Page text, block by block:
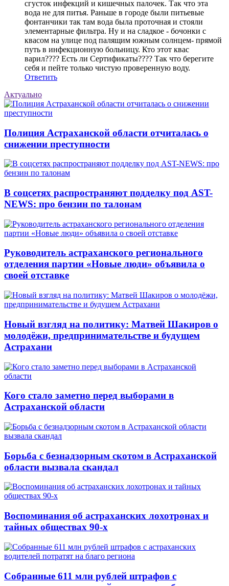
сгусток инфекций и кишечных палочек. Так что эта
вода не для питья. Раньше в городе были питьевые
фонтанчики так там вода была проточная и стояли
элементарные фильтра. Ну и на сладкое - бочонки с
квасом на улице под палящим южным солнцем- прямой
путь в инфекционную больницу. Кто этот квас
варил???? Есть ли Сертификаты???? Так что берегите
себя и пейте только чистую проверенную воду.
Ответить
Актуально
Полиция Астраханской области отчиталась о
снижении преступности
В соцсетях распространяют подделку под AST-
NEWS: про бензин по талонам
Руководитель астраханского регионального
отделения партии «Новые люди» объявила о
своей отставке
Новый взгляд на политику: Матвей Шакиров о
молодёжи, предпринимательстве и будущем
Астрахани
Кого стало заметно перед выборами в
Астраханской области
Борьба с безнадзорным скотом в Астраханской
области вызвала скандал
Воспоминания об астраханских лохотронах и
тайных обществах 90-х
Собранные 611 млн рублей штрафов с